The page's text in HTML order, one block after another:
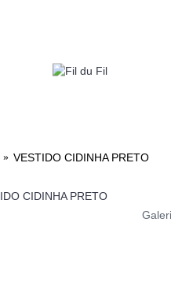
VESTIDO CIDINHA PRETO